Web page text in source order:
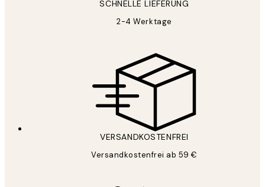
SCHNELLE LIEFERUNG
2-4 Werktage
VERSANDKOSTENFREI
Versandkostenfrei ab 59 €